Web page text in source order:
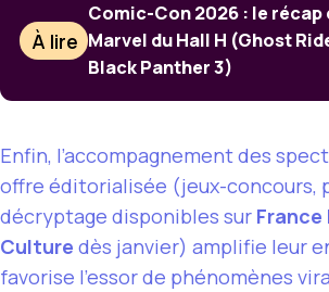
À lire
Comic-Con 2026 : le récap
Marvel du Hall H (Ghost
Black Panther 3)
Enfin, l’accompagnement des
offre éditorialisée (jeux-concours,
décryptage disponibles sur
Culture dès janvier) amplifie leur
favorise l’essor de phénomènes